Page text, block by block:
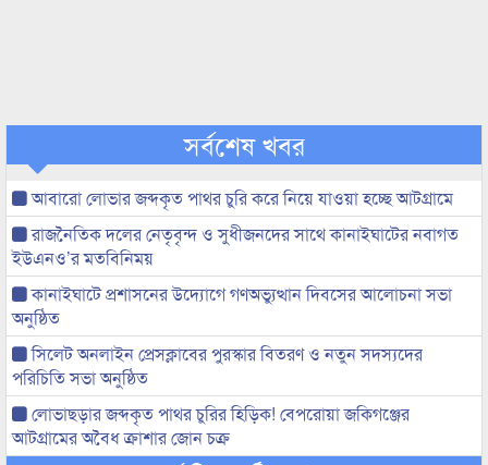
সর্বশেষ খবর
আবারো লোভার জব্দকৃত পাথর চুরি করে নিয়ে যাওয়া হচ্ছে আটগ্রামে
রাজনৈতিক দলের নেতৃবৃন্দ ও সুধীজনদের সাথে কানাইঘাটের নবাগত
ইউএনও’র মতবিনিময়
কানাইঘাটে প্রশাসনের উদ্যোগে গণঅভ্যুত্থান দিবসের আলোচনা সভা
অনুষ্ঠিত
সিলেট অনলাইন প্রেসক্লাবের পুরস্কার বিতরণ ও নতুন সদস্যদের
পরিচিতি সভা অনুষ্ঠিত
লোভাছড়ার জব্দকৃত পাথর চুরির হিড়িক! বেপরোয়া জকিগঞ্জের
আটগ্রামের অবৈধ ক্রাশার জোন চক্র